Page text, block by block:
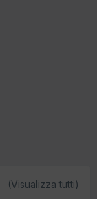
(Visualizza tutti)